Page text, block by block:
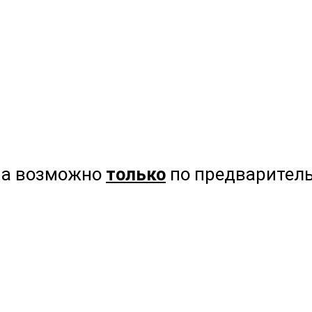
возможно только по